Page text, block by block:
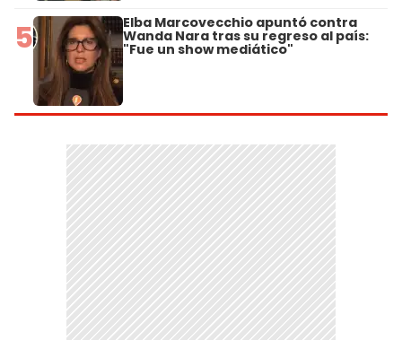
5 Elba Marcovecchio apuntó contra
Wanda Nara tras su regreso al país:
"Fue un show mediático"